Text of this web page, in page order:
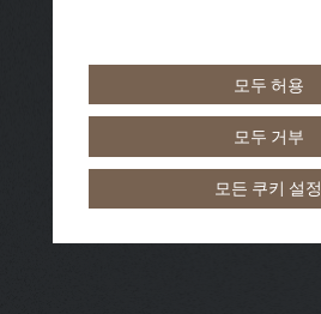
모두 허용
모두 거부
모든 쿠키 설정